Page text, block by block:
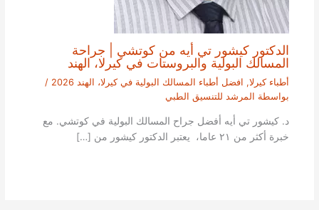
الدكتور كيشور تي أيه من كوتشي | جراحة
المسالك البولية والبروستات في كيرلا، الهند
أطباء كيرلا, افضل أطباء المسالك البولية في كيرلا، الهند 2026
/
بواسطة المرشد للتنسيق الطبي
د. كيشور تي أيه أفضل جراح المسالك البولية في كوتشي. مع
خبرة أكثر من ٢١ عاما، يعتبر الدكتور كيشور من […]